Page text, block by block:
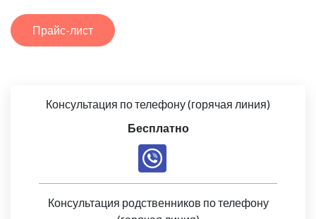
Прайс-лист
Консультация по телефону (горячая линия)
Бесплатно
Консультация родственников по телефону